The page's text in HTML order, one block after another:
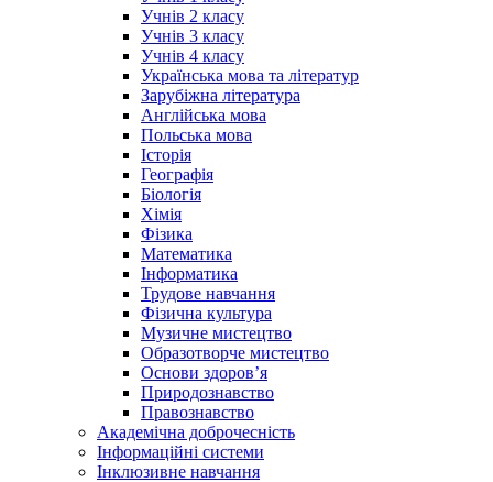
Учнів 2 класу
Учнів 3 класу
Учнів 4 класу
Українська мова та літератур
Зарубіжна література
Англійська мова
Польська мова
Історія
Географія
Біологія
Хімія
Фізика
Математика
Інформатика
Трудове навчання
Фізична культура
Музичне мистецтво
Образотворче мистецтво
Основи здоров’я
Природознавство
Правознавство
Академічна доброчесність
Інформаційні системи
Інклюзивне навчання